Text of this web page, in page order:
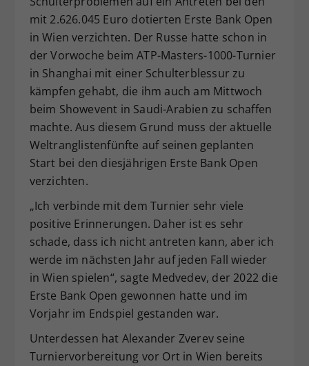
mit 2.626.045 Euro dotierten Erste Bank Open
in Wien verzichten. Der Russe hatte schon in
der Vorwoche beim ATP-Masters-1000-Turnier
in Shanghai mit einer Schulterblessur zu
kämpfen gehabt, die ihm auch am Mittwoch
beim Showevent in Saudi-Arabien zu schaffen
machte. Aus diesem Grund muss der aktuelle
Weltranglistenfünfte auf seinen geplanten
Start bei den diesjährigen Erste Bank Open
verzichten.
„Ich verbinde mit dem Turnier sehr viele
positive Erinnerungen. Daher ist es sehr
schade, dass ich nicht antreten kann, aber ich
werde im nächsten Jahr auf jeden Fall wieder
in Wien spielen“, sagte Medvedev, der 2022 die
Erste Bank Open gewonnen hatte und im
Vorjahr im Endspiel gestanden war.
Unterdessen hat Alexander Zverev seine
Turniervorbereitung vor Ort in Wien bereits
Zweck
Dieser Wert speichert Ihre Consent-
Einstellungen. Unter anderem eine
historische Speicherung Ihrer
vorgenommen Einstellungen, falls der
Webseiten-Betreiber dies eingestellt
hat.